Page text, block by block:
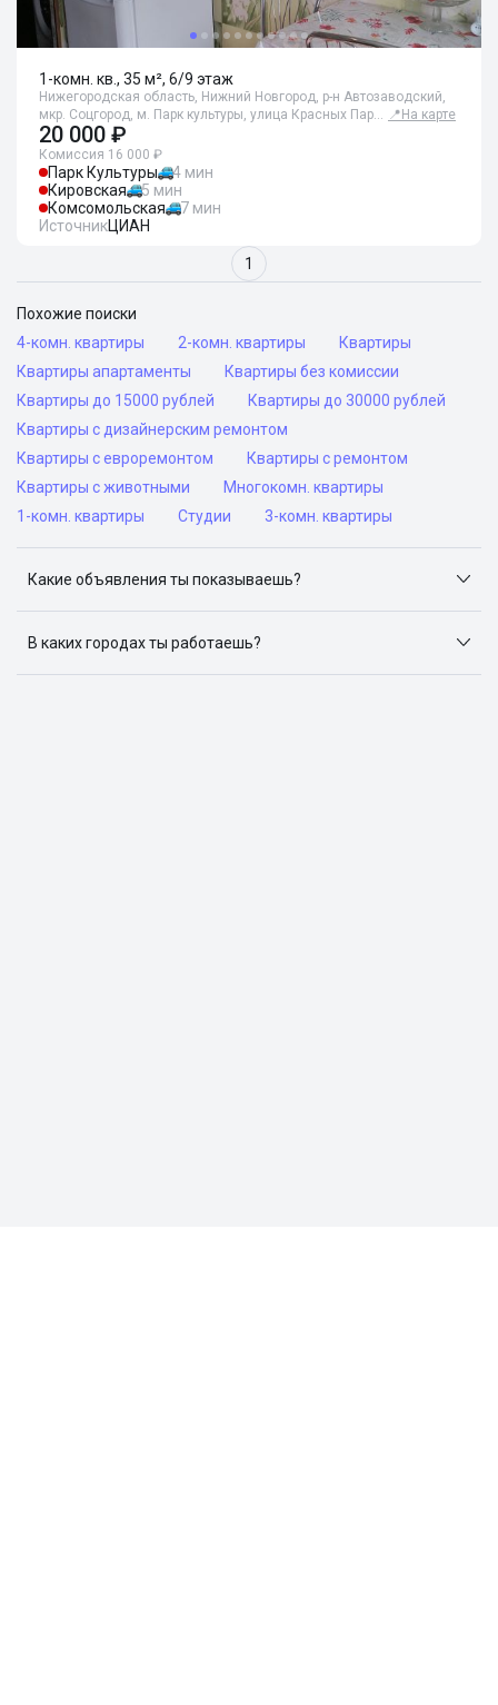
1-комн. кв., 35 м², 6/9 этаж
Нижегородская область, Нижний Новгород, р-н Автозаводский,
мкр. Соцгород, м. Парк культуры, улица Красных Пар… 📍 На карте
20 000 ₽
Комиссия 16 000 ₽
Парк Культуры
4 мин
Кировская
5 мин
Комсомольская
7 мин
ИсточникЦИАН
1
Похожие поиски
4-комн. квартиры
2-комн. квартиры
Квартиры
Квартиры апартаменты
Квартиры без комиссии
Квартиры до 15000 рублей
Квартиры до 30000 рублей
Квартиры с дизайнерским ремонтом
Квартиры с евроремонтом
Квартиры с ремонтом
Квартиры с животными
Многокомн. квартиры
1-комн. квартиры
Студии 3-комн. квартиры
Какие объявления ты показываешь?
объявлений: ЦИАН, Домклик, Яндекс.Недвижимость,
Авито, Самолет.Плюс.
В каких городах ты работаешь?